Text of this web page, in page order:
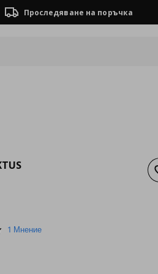
Проследяване на поръчка
5.01 Мнение